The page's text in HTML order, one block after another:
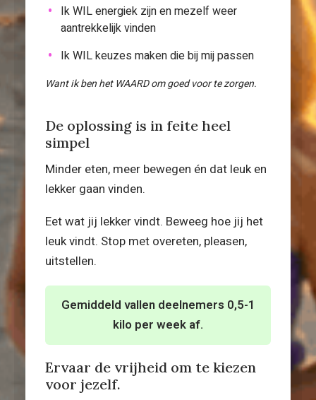
Ik WIL energiek zijn en mezelf weer
aantrekkelijk vinden
Ik WIL keuzes maken die bij mij passen
Want ik ben het WAARD om goed voor te zorgen.
De oplossing is in feite heel
simpel
Minder eten, meer bewegen én dat leuk en
lekker gaan vinden.
Eet wat jij lekker vindt. Beweeg hoe jij het
leuk vindt. Stop met overeten, pleasen,
uitstellen.
Gemiddeld vallen deelnemers 0,5-1
kilo per week af.
Ervaar de vrijheid om te kiezen
voor jezelf.